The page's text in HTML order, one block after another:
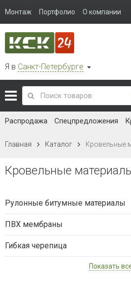
Монтаж Портфолио О компании
Я в Санкт-Петербурге
Распродажа Спецпредложения
Главная Каталог Кровельные
Кровельные
Рулонные битумные материалы
ПВХ мембраны
Гибкая черепица
Показать